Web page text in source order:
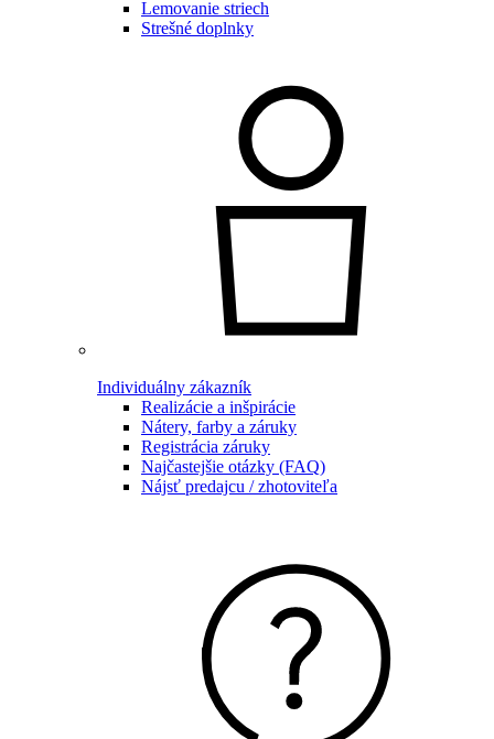
Lemovanie striech
Strešné doplnky
Individuálny zákazník
Realizácie a inšpirácie
Nátery, farby a záruky
Registrácia záruky
Najčastejšie otázky (FAQ)
Nájsť predajcu / zhotoviteľa